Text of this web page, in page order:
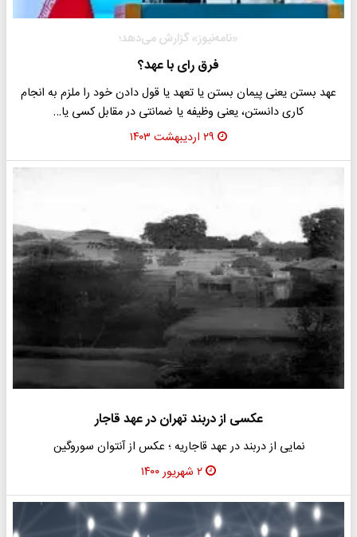
«نامه‌نیوز» گزارش می‌دهد؛
فرق رای با عهد؟
عهد بستن یعنی پیمان بستن یا تعهد یا قول دادن خود را ملزم به انجام
کاری دانستن، یعنی وظیفه یا ضمانتی در مقابل کسی یا…
۲۹ اردیبهشت ۱۴۰۳
عکسی از دربند تهران در عهد قاجار
نمایی از دربند در عهد قاجاریه ؛ عکس از آنتوان سوروگین
۲ شهریور ۱۴۰۰